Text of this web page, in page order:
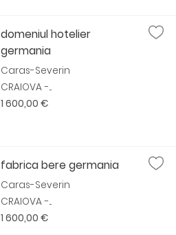
domeniul hotelier
germania
Caras-Severin
CRAIOVA -...
1 600,00 €
fabrica bere germania
Caras-Severin
CRAIOVA -...
1 600,00 €